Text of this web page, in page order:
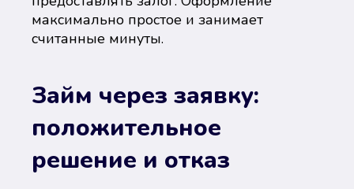
максимально простое и занимает
считанные минуты.
Займ через заявку:
положительное
решение и отказ